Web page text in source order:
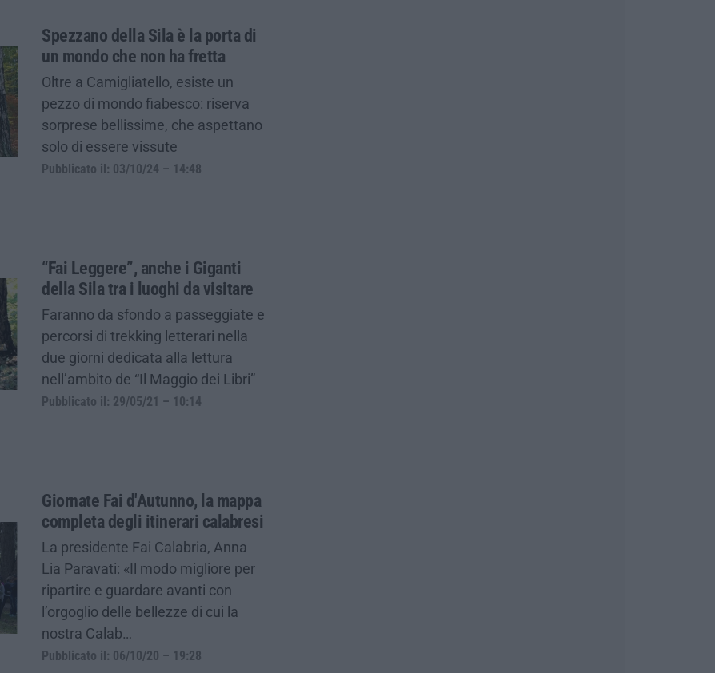
Spezzano della Sila è la porta di
un mondo che non ha fretta
Oltre a Camigliatello, esiste un
pezzo di mondo fiabesco: riserva
sorprese bellissime, che aspettano
solo di essere vissute
Pubblicato il: 03/10/24 – 14:48
“Fai Leggere”, anche i Giganti
della Sila tra i luoghi da visitare
Faranno da sfondo a passeggiate e
percorsi di trekking letterari nella
due giorni dedicata alla lettura
nell’ambito de “Il Maggio dei Libri”
Pubblicato il: 29/05/21 – 10:14
Giornate Fai d'Autunno, la mappa
completa degli itinerari calabresi
La presidente Fai Calabria, Anna
Lia Paravati: «Il modo migliore per
ripartire e guardare avanti con
l’orgoglio delle bellezze di cui la
nostra Calab…
Pubblicato il: 06/10/20 – 19:28